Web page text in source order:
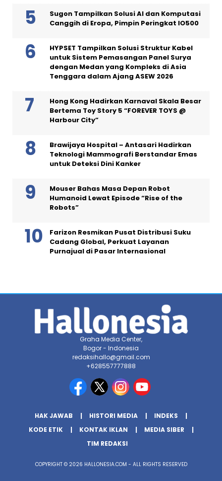
Sugon Tampilkan Solusi AI dan Komputasi
Canggih di Eropa, Pimpin Peringkat IO500
HYPSET Tampilkan Solusi Struktur Kabel
untuk Sistem Pemasangan Panel Surya
dengan Medan yang Kompleks di Asia
Tenggara dalam Ajang ASEW 2026
Hong Kong Hadirkan Karnaval Skala Besar
Bertema Toy Story 5 “FOREVER TOYS @
Harbour City”
Brawijaya Hospital – Antasari Hadirkan
Teknologi Mammografi Berstandar Emas
untuk Deteksi Dini Kanker
Mouser Bahas Masa Depan Robot
Humanoid Lewat Episode “Rise of the
Robots”
Farizon Resmikan Pusat Distribusi Suku
Cadang Global, Perkuat Layanan
Purnajual di Pasar Internasional
Graha Media Center,
Bogor - Indonesia
redaksihallo@gmail.com
+628557777888
HAK JAWAB HISTORI MEDIA
INDEKS
KODE ETIK
KONTAK IKLAN
MEDIA SIBER
TIM REDAKSI
COPYRIGHT © 2026 HALLONESIA.COM - ALL RIGHTS RESERVED